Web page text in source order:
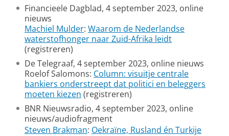
Financieele Dagblad, 4 september 2023, online
nieuws
Machiel Mulder: Waarom de Nederlandse
waterstofhonger naar Zuid-Afrika leidt
(registreren)
De Telegraaf, 4 september 2023, online nieuws
Roelof Salomons: Column: visuitje centrale
bankiers onderstreept dat politici en beleggers
moeten kiezen (registreren)
BNR Nieuwsradio, 4 september 2023, online
nieuws/audiofragment
Steven Brakman: Oekraïne, Rusland én Turkije